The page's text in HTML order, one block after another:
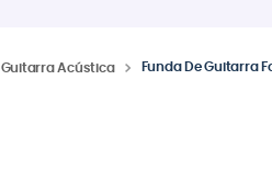
Guitarra Acústica Funda De Guitarra